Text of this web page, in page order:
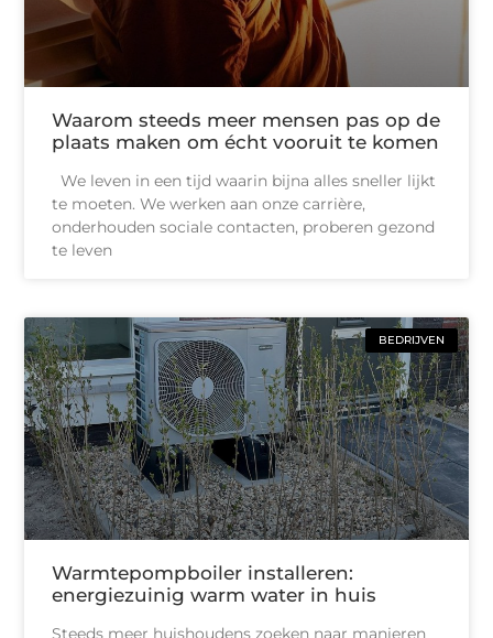
Waarom steeds meer mensen pas op de
plaats maken om écht vooruit te komen
We leven in een tijd waarin bijna alles sneller lijkt
te moeten. We werken aan onze carrière,
onderhouden sociale contacten, proberen gezond
te leven
BEDRIJVEN
Warmtepompboiler installeren:
energiezuinig warm water in huis
Steeds meer huishoudens zoeken naar manieren